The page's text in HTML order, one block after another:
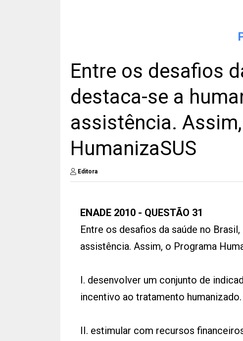
Entre os desafios
destaca-se a
assistência.
HumanizaSUS
Editora
ENADE 2010 - QUESTÃO 31
Entre os desafios da saúde no
assistência. Assim, o Programa
I. desenvolver um conjunto de
incentivo ao tratamento humanizado.
II. estimular com recursos